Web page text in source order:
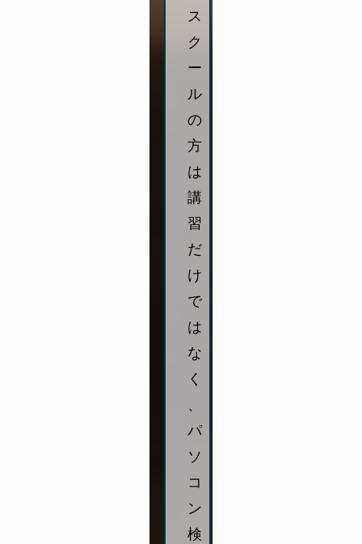
ス
ク
ー
ル
の
方
は
講
習
だ
け
で
は
な
く
、
パ
ソ
コ
ン
検